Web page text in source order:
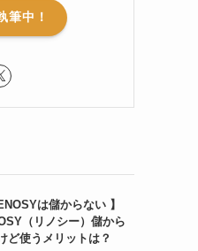
筆中！
は儲からない 】
（リノシー）儲から
ど使うメリットは？